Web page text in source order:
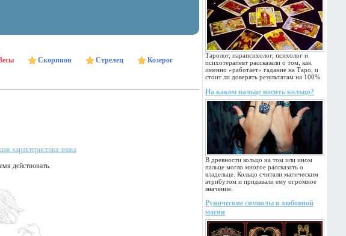
Таролог, парапсихолог, психолог и
психотерапевт рассказали о том, как
именно «работает» гадание на Таро, и
стоит ли доверять результатам на 100%.
На каком пальце носить кольцо?
В древности кольцо на том или ином
пальце могло многое рассказать о
владельце. Кольцо считали магическим
атрибутом и придавали ему огромное
значение.
Рунические символы в любовной
магии
Скорпион Стрелец
Козерог
характеристика знака
действовать.